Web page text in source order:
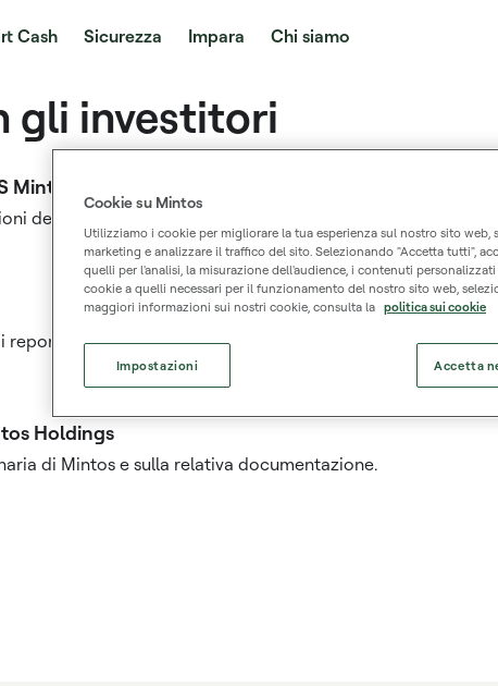
Cash Sicurezza Impara Chi siamo
gli investitori
Mintos Marketplace
definitive e ai documenti contenenti le informazioni
di mercato degli anni precedenti.
Holdings
di Mintos e sulla relativa documentazione.
Cookie su Mintos
Utilizziamo i cookie per migliorare la tua esperienza sul nostro sito web,
marketing e analizzare il traffico del sito. Selezionando "Accetta tutti",
quelli per l'analisi, la misurazione dell'audience, i contenuti
cookie a quelli necessari per il funzionamento del nostro sito web,
maggiori informazioni sui nostri cookie, consulta la politica sui cookie
Impostazioni Accetta